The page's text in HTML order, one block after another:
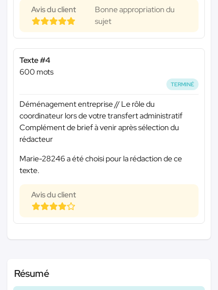
Avis du client
Bonne appropriation du
sujet
Texte #4
600 mots
TERMINÉ
Déménagement entreprise // Le rôle du
coordinateur lors de votre transfert administratif
Complément de brief à venir après sélection du
rédacteur
Marie-28246 a été choisi pour la rédaction de ce
texte.
Avis du client
Résumé